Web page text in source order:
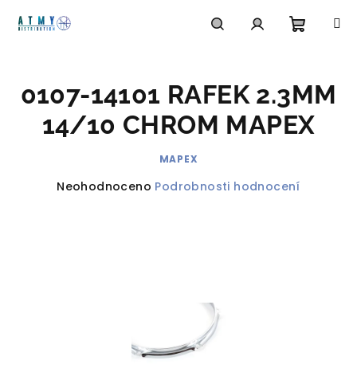
košík
0107-14101 RAFEK 2.3MM
14/10 CHROM MAPEX
MAPEX
Průměrné
Neohodnoceno Podrobnosti hodnocení